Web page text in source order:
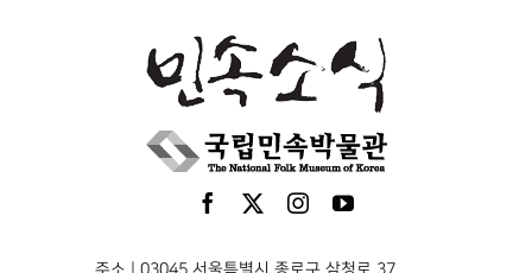
주소 | 03045 서울특별시 종로구 삼청로 37